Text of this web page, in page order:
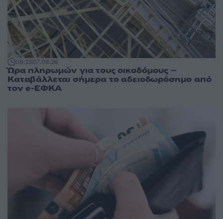
08:1507.08.26
Ώρα πληρωμών για τους οικοδόμους –
Καταβάλλεται σήμερα το αδειοδωρόσημο από
τον e-ΕΦΚΑ